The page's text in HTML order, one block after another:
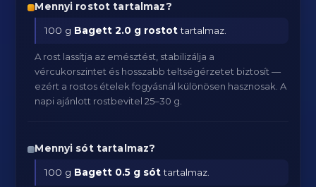
Mennyi rostot tartalmaz?
100 g Bagett 2.0 g rostottartalmaz.
A rost lassítja az emésztést, stabilizálja a
vércukorszintet és hosszabb teltségérzetet biztosít —
ezért a rostos ételek fogyásnál különösen hasznosak. A
napi ajánlott rostbevitel 25–30 g.
Mennyi sót tartalmaz?
100 g Bagett 0.5 g sóttartalmaz.